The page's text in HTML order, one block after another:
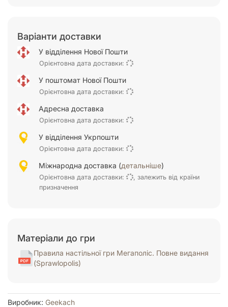
Варіанти доставки
У відділення Нової Пошти
Орієнтовна дата доставки:
У поштомат Нової Пошти
Орієнтовна дата доставки:
Адресна доставка
Орієнтовна дата доставки:
У відділення Укрпошти
Орієнтовна дата доставки:
Міжнародна доставка (детальніше)
Орієнтовна дата доставки:
, залежить від країни
призначення
Матеріали до гри
Правила настільної гри Мегаполіс. Повне видання
(Sprawlopolis)
Виробник: Geekach